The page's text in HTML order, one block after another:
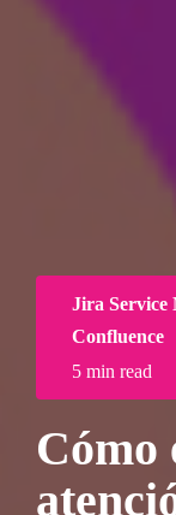
Jira Service
Confluence
5 min read
Cómo